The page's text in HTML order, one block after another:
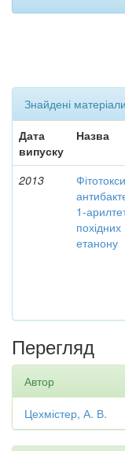
Знайдені
Дата
випуску
Назва
2013
1-
похідних
етанону
Перегляд
Автор
Цехмістер, А. В.